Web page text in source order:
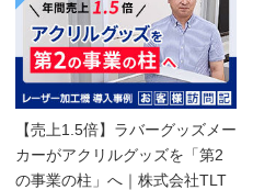
【売上1.5倍】ラバーグッズメー
カーがアクリルグッズを「第2
の事業の柱」へ｜株式会社TLT